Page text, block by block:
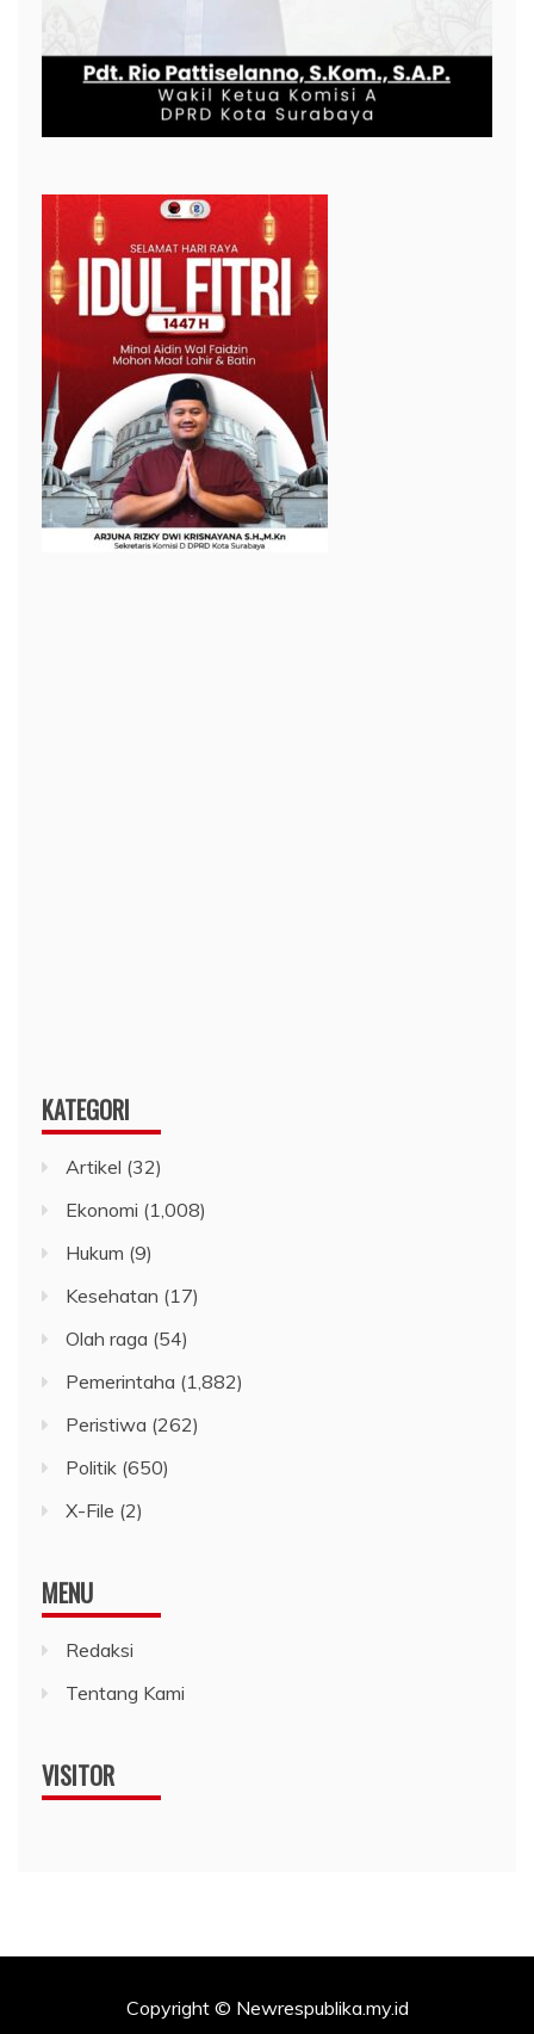
KATEGORI
Artikel (32)
Ekonomi (1,008)
Hukum (9)
Kesehatan (17)
Olah raga (54)
Pemerintaha (1,882)
Peristiwa (262)
Politik (650)
X-File (2)
MENU
Redaksi
Tentang Kami
VISITOR
Copyright © Newrespublika.my.id